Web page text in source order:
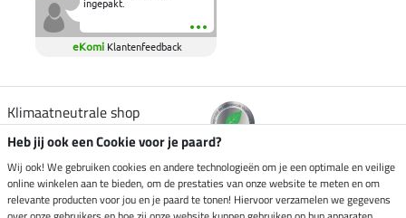
ingepakt.
eKomi Klantenfeedback
Klimaatneutrale shop
Verzending per
Heb jij ook een Cookie voor je paard?
Wij ook! We gebruiken cookies en andere technologieën om je een optimale en veilige
online winkelen aan te bieden, om de prestaties van onze website te meten en om
relevante producten voor jou en je paard te tonen! Hiervoor verzamelen we gegevens